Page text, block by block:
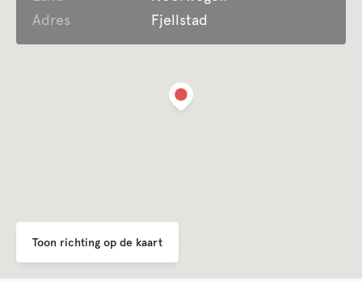
Adres
Fjellstad
Toon richting op de kaart